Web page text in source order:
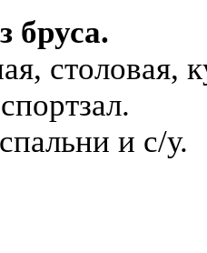
бруса.
и с/у.